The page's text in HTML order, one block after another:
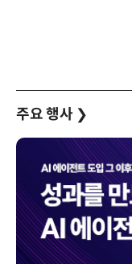
주요 행사 ❯